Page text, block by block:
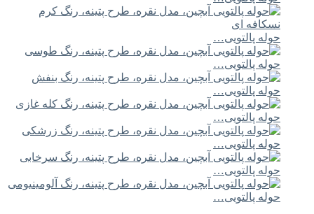
حوله پالتویی…
حوله پالتویی…
حوله پالتویی…
حوله پالتویی…
حوله پالتویی…
حوله پالتویی…
حوله پالتویی…